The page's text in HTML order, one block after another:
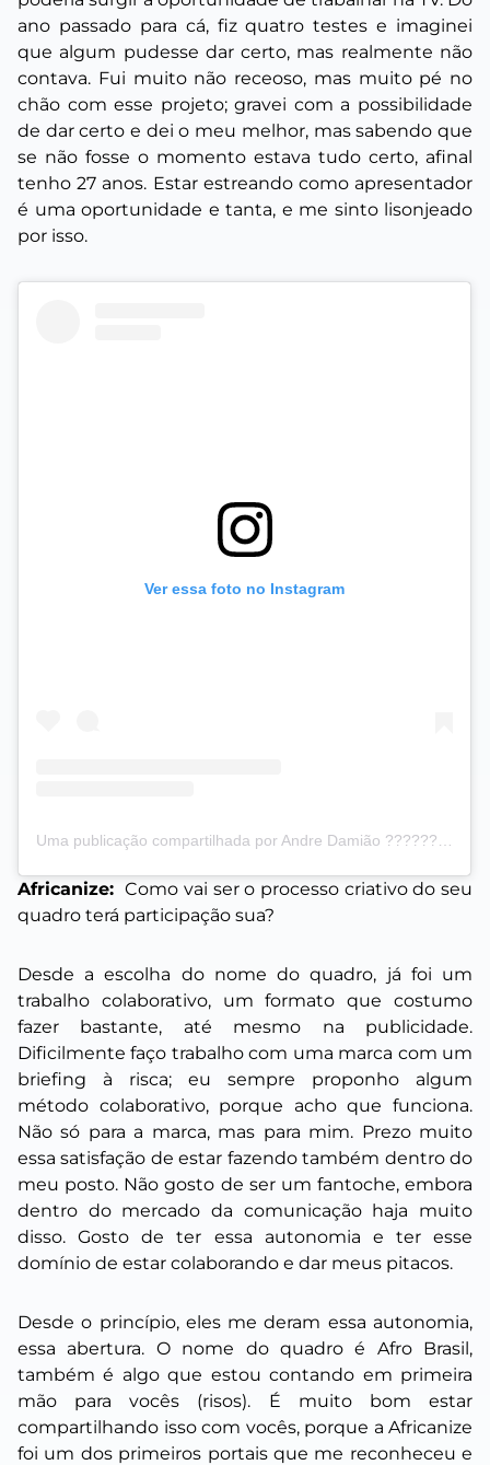
ano passado para cá, fiz quatro testes e imaginei
que algum pudesse dar certo, mas realmente não
contava. Fui muito não receoso, mas muito pé no
chão com esse projeto; gravei com a possibilidade
de dar certo e dei o meu melhor, mas sabendo que
se não fosse o momento estava tudo certo, afinal
tenho 27 anos. Estar estreando como apresentador
é uma oportunidade e tanta, e me sinto lisonjeado
por isso.
Ver essa foto no Instagram
Africanize: Como vai ser o processo criativo do seu
quadro terá participação sua?
Desde a escolha do nome do quadro, já foi um
trabalho colaborativo, um formato que costumo
fazer bastante, até mesmo na publicidade.
Dificilmente faço trabalho com uma marca com um
briefing à risca; eu sempre proponho algum
método colaborativo, porque acho que funciona.
Não só para a marca, mas para mim. Prezo muito
essa satisfação de estar fazendo também dentro do
meu posto. Não gosto de ser um fantoche, embora
dentro do mercado da comunicação haja muito
disso. Gosto de ter essa autonomia e ter esse
domínio de estar colaborando e dar meus pitacos.
Desde o princípio, eles me deram essa autonomia,
essa abertura. O nome do quadro é Afro Brasil,
também é algo que estou contando em primeira
mão para vocês (risos). É muito bom estar
compartilhando isso com vocês, porque a Africanize
foi um dos primeiros portais que me reconheceu e